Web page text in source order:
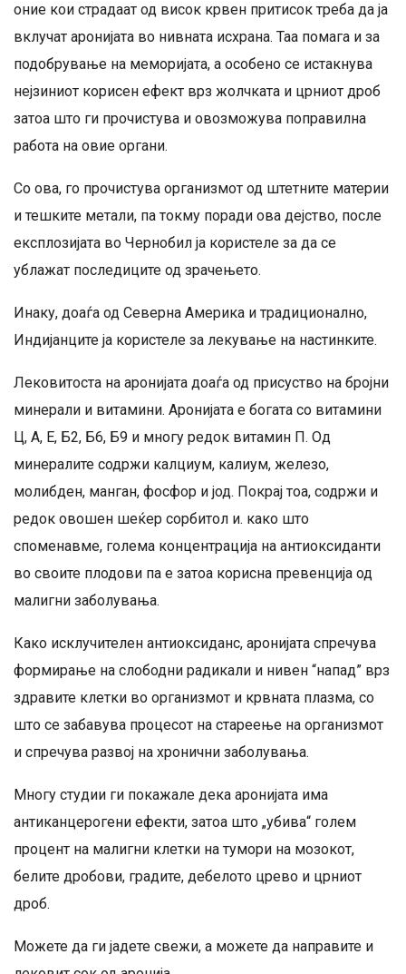
оние кои страдаат од висок крвен притисок треба да ја
вклучат аронијата во нивната исхрана. Таа помага и за
подобрување на меморијата, а особено се истакнува
нејзиниот корисен ефект врз жолчката и црниот дроб
затоа што ги прочистува и овозможува поправилна
работа на овие органи.
Со ова, го прочистува организмот од штетните материи
и тешките метали, па токму поради ова дејство, после
експлозијата во Чернобил ја користеле за да се
ублажат последиците од зрачењето.
Инаку, доаѓа од Северна Америка и традиционално,
Индијанците ја користеле за лекување на настинките.
Лековитоста на аронијата доаѓа од присуство на бројни
минерали и витамини. Аронијата е богата со витамини
Ц, А, Е, Б2, Б6, Б9 и многу редок витамин П. Од
минералите содржи калциум, калиум, железо,
молибден, манган, фосфор и јод. Покрај тоа, содржи и
редок овошен шеќер сорбитол и. како што
споменавме, голема концентрација на антиоксиданти
во своите плодови па е затоа корисна превенција од
малигни заболувања.
Како исклучителен антиоксиданс, аронијата спречува
формирање на слободни радикали и нивен “напад” врз
здравите клетки во организмот и крвната плазма, со
што се забавува процесот на стареење на организмот
и спречува развој на хронични заболувања.
Многу студии ги покажале дека аронијата има
антиканцерогени ефекти, затоа што „убива“ голем
процент на малигни клетки на тумори на мозокот,
белите дробови, градите, дебелото црево и црниот
дроб.
Можете да ги јадете свежи, а можете да направите и